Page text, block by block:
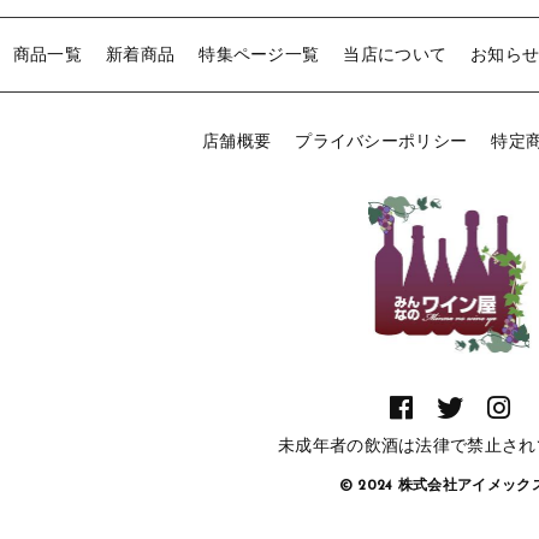
商品一覧 新着商品 特集ページ一覧 当店について お知らせ
店舗概要 プライバシーポリシー 特定
未成年者の飲酒は法律で禁止さ
© 2024 株式会社アイメッ